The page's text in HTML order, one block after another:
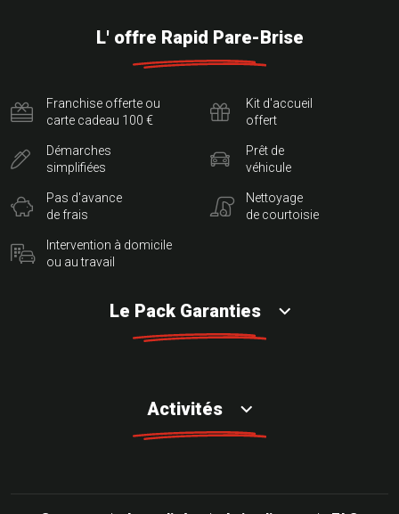
L' offre Rapid Pare-Brise
Franchise offerte ou
carte cadeau 100 €
Démarches
simplifiées
Pas d'avance
de frais
Intervention à domicile
ou au travail
Kit d'accueil
offert
Prêt de
véhicule
Nettoyage
de courtoisie
Le Pack Garanties
Activités